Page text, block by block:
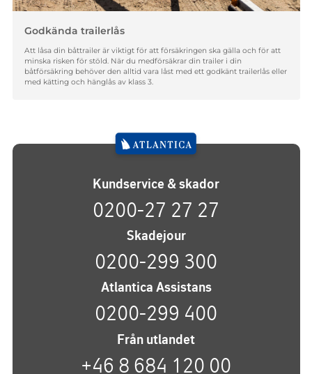
Godkända trailerlås
Att låsa din båttrailer är viktigt för att försäkringen ska gälla och för att
minska risken för stöld. När du medförsäkrar din trailer i din
båtförsäkring behöver den alltid vara låst med ett godkänt trailerlås eller
med kätting och hänglås av klass 3.
Kundservice & skador
0200-27 27 27
Skadejour
0200-299 300
Atlantica Assistans
0200-299 400
Från utlandet
+46 8 684 120 00